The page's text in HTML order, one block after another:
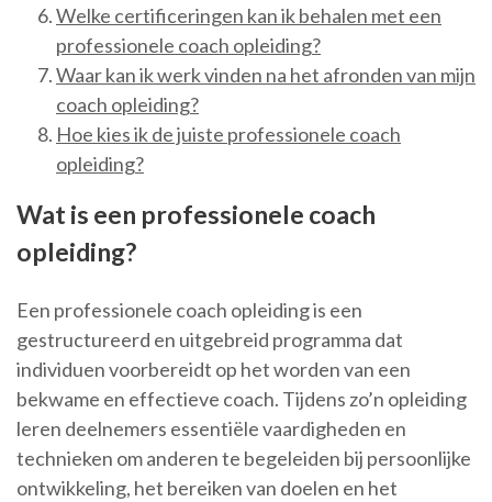
Welke certificeringen kan ik behalen met een
professionele coach opleiding?
Waar kan ik werk vinden na het afronden van mijn
coach opleiding?
Hoe kies ik de juiste professionele coach
opleiding?
Wat is een professionele coach
opleiding?
Een professionele coach opleiding is een
gestructureerd en uitgebreid programma dat
individuen voorbereidt op het worden van een
bekwame en effectieve coach. Tijdens zo’n opleiding
leren deelnemers essentiële vaardigheden en
technieken om anderen te begeleiden bij persoonlijke
ontwikkeling, het bereiken van doelen en het